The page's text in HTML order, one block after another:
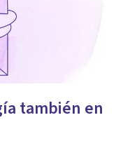
también en